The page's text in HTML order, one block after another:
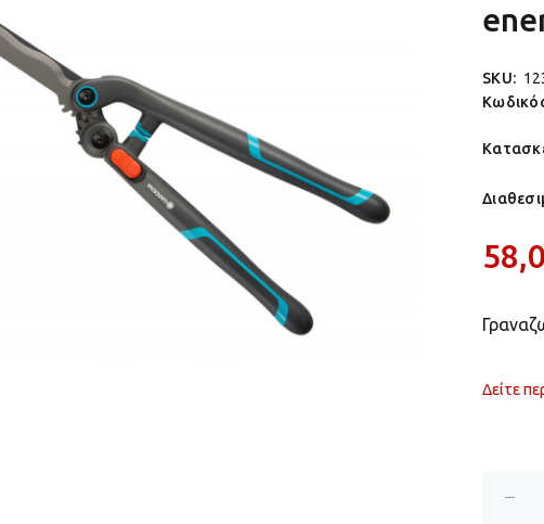
SKU:
Δείτε